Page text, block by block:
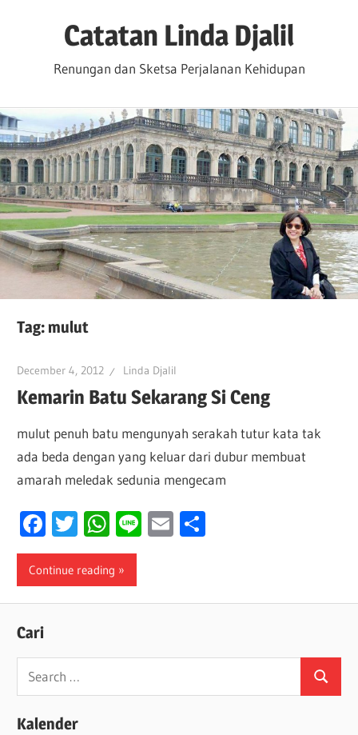
Catatan Linda Djalil
Renungan dan Sketsa Perjalanan Kehidupan
Tag:mulut
December 4, 2012 Linda Djalil
Kemarin Batu Sekarang Si Ceng
mulut penuh batu mengunyah serakah tutur kata tak
ada beda dengan yang keluar dari dubur membuat
amarah meledak sedunia mengecam
Facebook
Twitter
WhatsApp
LineEmail
Continue reading
Cari
Search
for:
Search
Kalender